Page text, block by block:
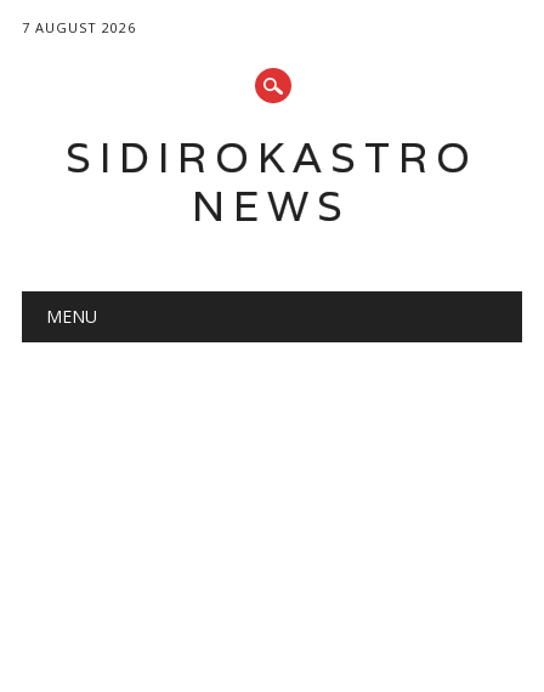
7 AUGUST 2026
SIDIROKASTRO
NEWS
Main menu
MENU